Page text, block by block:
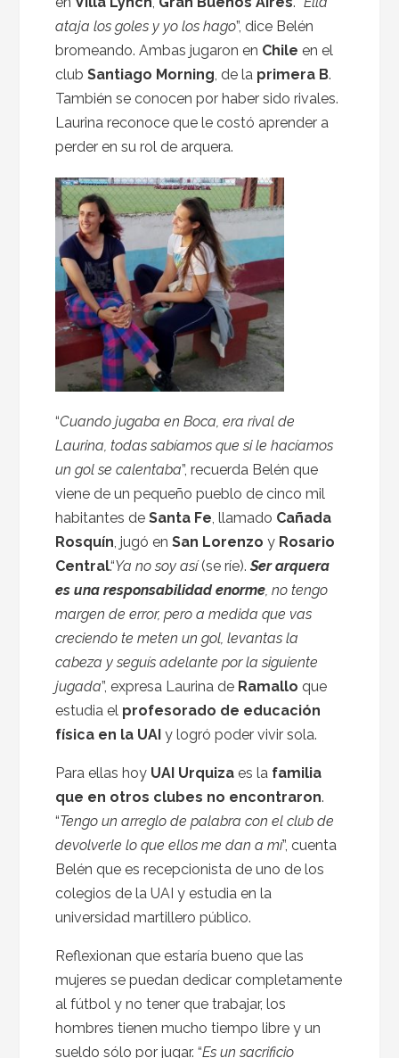
ataja los goles y yo los hago”, dice Belén
bromeando. Ambas jugaron en Chile en el
clubSantiago Morning, de la primera B.
También se conocen por haber sido rivales.
Laurina reconoce que le costó aprender a
perder en su rol de arquera.
“Cuando jugaba en Boca, era rival de
Laurina, todas sabíamos que si le hacíamos
un gol se calentaba”, recuerda Belén que
viene de un pequeño pueblo de cinco mil
habitantes deSanta Fe , llamado Cañada
Rosquín , jugó enSan Lorenzo y Rosario
Central.“Ya no soy así(se ríe).Ser arquera
es una responsabilidad enorme , no tengo
margen de error, pero a medida que vas
creciendo te meten un gol, levantas la
cabeza y seguís adelante por la siguiente
jugada”, expresa Laurina de Ramallo que
estudia el profesorado de educación
física en la UAI y logró poder vivir sola.
Para ellas hoy UAI Urquiza es la familia
que en otros clubes no encontraron.
“Tengo un arreglo de palabra con el club de
devolverle lo que ellos me dan a mí”, cuenta
Belén que es recepcionista de uno de los
colegios de la UAI y estudia en la
universidad martillero público.
Reflexionan que estaría bueno que las
mujeres se puedan dedicar completamente
al fútbol y no tener que trabajar, los
hombres tienen mucho tiempo libre y un
sueldo sólo por jugar. “Es un sacrificio